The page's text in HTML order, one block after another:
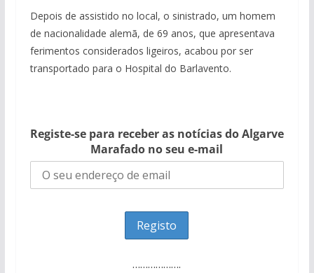
Depois de assistido no local, o sinistrado, um homem
de nacionalidade alemã, de 69 anos, que apresentava
ferimentos considerados ligeiros, acabou por ser
transportado para o Hospital do Barlavento.
Registe-se para receber as notícias do Algarve
Marafado no seu e-mail
……………….